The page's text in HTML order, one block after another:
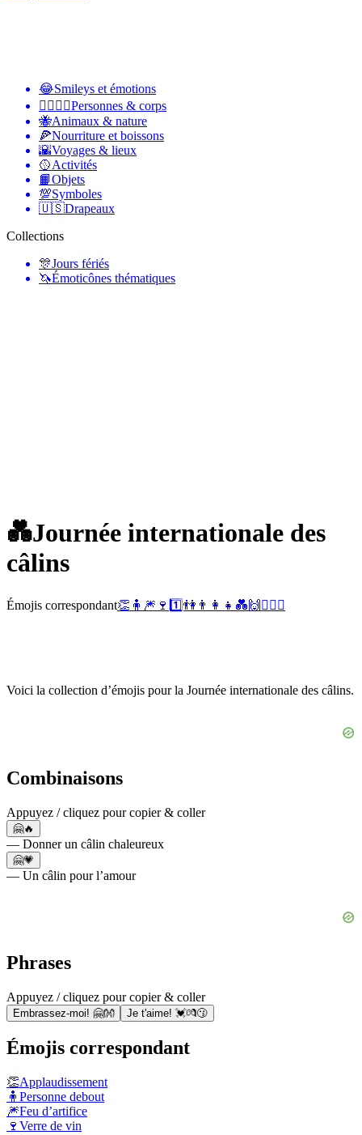
😂Smileys et émotions
👩‍❤️‍💋‍👨Personnes & corps
🐝Animaux & nature
🍕Nourriture et boissons
🌇Voyages & lieux
🥎Activités
📙Objets
💯Symboles
🇺🇸Drapeaux
Collections
🎊Jours fériés
🦄Émoticônes thématiques
💑Journée internationale des
câlins
Émojis correspondant👏 🧍 🎆 🍷 1️⃣👫 👨‍👩‍👧 💑 🙌 👨‍❤️‍👨
Voici la collection d’émojis pour la Journée internationale des câlins.
Combinaisons
Appuyez / cliquez pour copier & coller
🤗🔥
— Donner un câlin chaleureux
🤗💗
— Un câlin pour l’amour
Phrases
Appuyez / cliquez pour copier & coller
Embrassez-moi! 🤗👐 Je t'aime! 💓💏😗
Émojis correspondant
👏Applaudissement
🧍 Personne debout
🎆Feu d’artifice
🍷 Verre de vin